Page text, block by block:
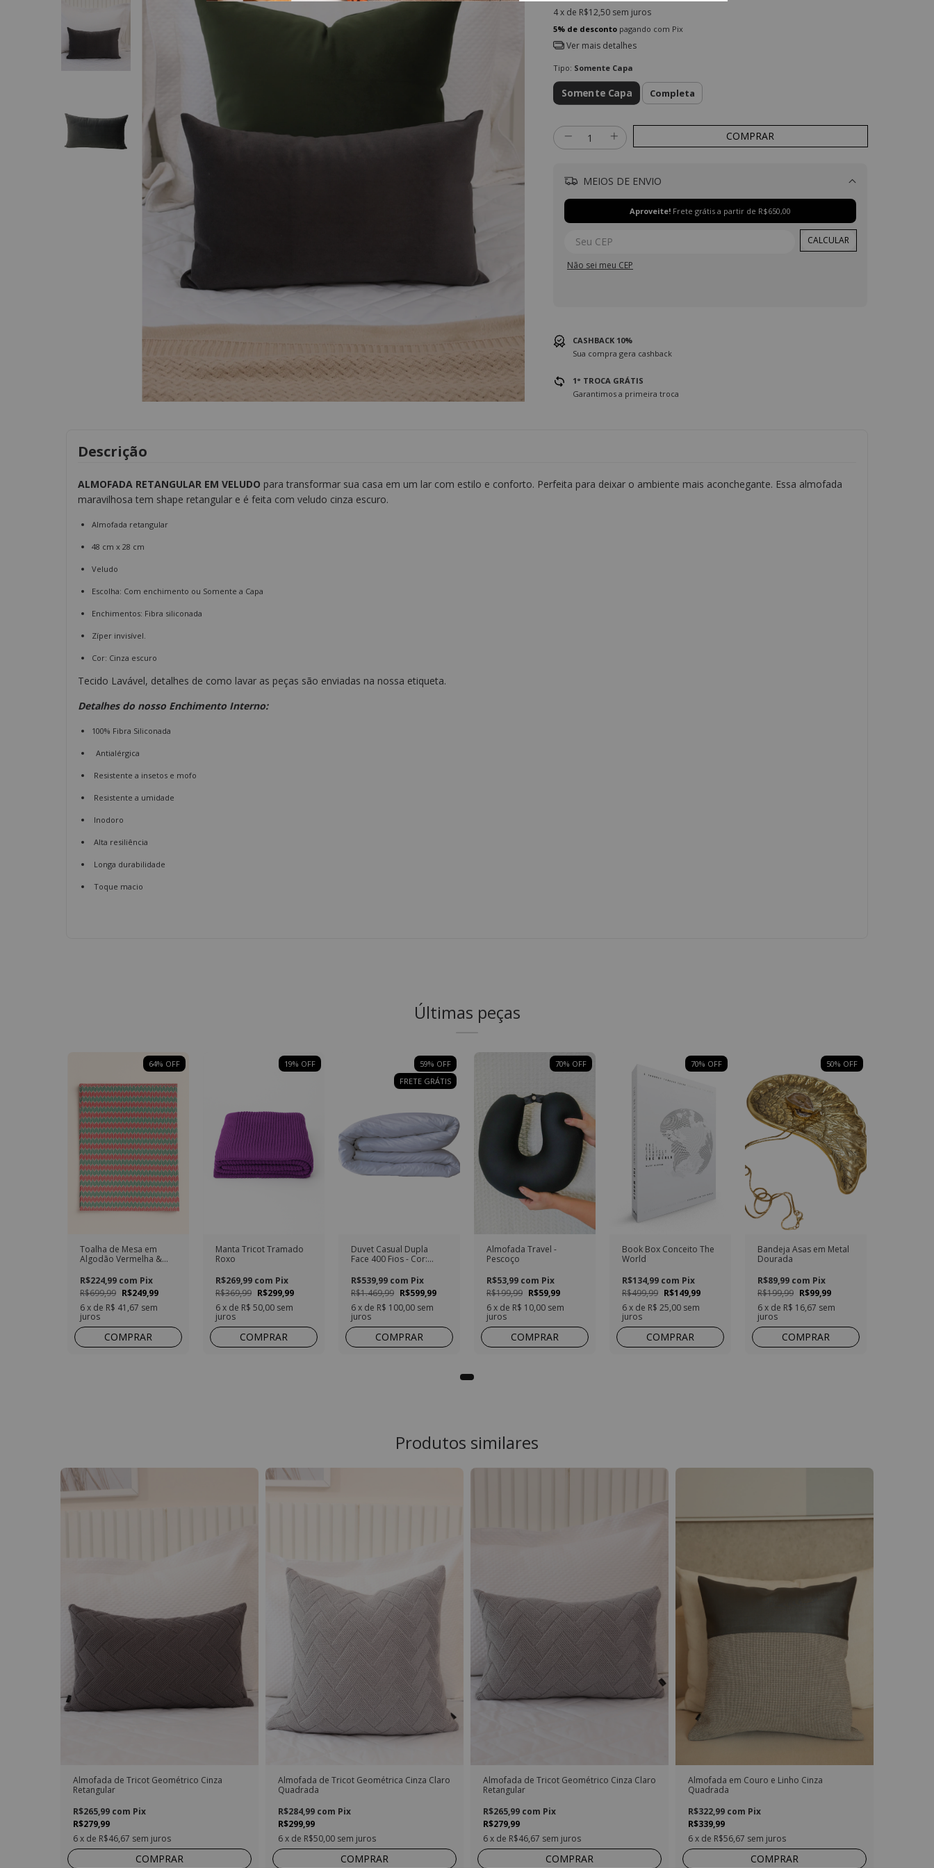
4x de R$12,50 sem juros
5% de desconto pagando com Pix
Ver mais detalhes
Tipo: Somente Capa
Somente Capa Completa
MEIOS DE ENVIO
Alterar CEP
Aproveite! Frete grátis a partir de R$650,00
CALCULAR
Não sei meu CEP
CASHBACK 10%
Sua compra gera cashback
1° TROCA GRÁTIS
Garantimos a primeira troca
Descrição
ALMOFADA RETANGULAR EM VELUDO para transformar sua casa em um lar com estilo e conforto. Perfeita para deixar o ambiente mais aconchegante. Essa almofada
maravilhosa tem shape retangular e é feita com veludo cinza escuro.
Almofada retangular
48 cm x 28 cm
Veludo
Escolha: Com enchimento ou Somente a Capa
Enchimentos: Fibra siliconada
Zíper invisível.
Cor: Cinza escuro
Tecido Lavável, detalhes de como lavar as peças são enviadas na nossa etiqueta.
Detalhes do nosso Enchimento Interno:
100% Fibra Siliconada
Antialérgica
Resistente a insetos e mofo
Resistente a umidade
Inodoro
Alta resiliência
Longa durabilidade
Toque macio
Últimas peças
64% OFF
Toalha de Mesa em
Algodão Vermelha &
R$699,99 R$249,99
R$224,99 com Pix
6x de R$ 41,67 sem
juros
COMPRAR
19% OFF
Manta Tricot Tramado
Roxo
R$369,99 R$299,99
R$269,99 com Pix
6x de R$ 50,00 sem
juros
COMPRAR
59% OFF
FRETE GRÁTIS
Duvet Casual Dupla
Face 400 Fios - Cor:
R$1.469,99 R$599,99
R$539,99 com Pix
6x de R$ 100,00 sem
juros
COMPRAR
70% OFF
Almofada Travel -
Pescoço
R$199,99 R$59,99
R$53,99 com Pix
6x de R$ 10,00 sem
juros
COMPRAR
70% OFF
Book Box Conceito The
World
R$499,99 R$149,99
R$134,99 com Pix
6x de R$ 25,00 sem
juros
COMPRAR
50% OFF
Bandeja Asas em Metal
Dourada
R$199,99 R$99,99
R$89,99 com Pix
6x de R$ 16,67 sem
juros
COMPRAR
Produtos similares
Almofada de Tricot Geométrico Cinza
Retangular
R$279,99
R$265,99 com Pix
6x de R$46,67 sem juros
COMPRAR
Almofada de Tricot Geométrica Cinza Claro
Quadrada
R$299,99
R$284,99 com Pix
6x de R$50,00 sem juros
COMPRAR
Almofada de Tricot Geométrico Cinza Claro
Retangular
R$279,99
R$265,99 com Pix
6x de R$46,67 sem juros
COMPRAR
Almofada em Couro e Linho Cinza
Quadrada
R$339,99
R$322,99 com Pix
6x de R$56,67 sem juros
COMPRAR